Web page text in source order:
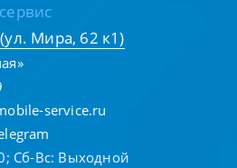
Мира, 62 к1)
service.ru
Сб-Вс: Выходной